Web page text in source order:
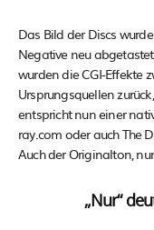
Das Bild der Discs
Negative neu
wurden die CGI-Effekte
Ursprungsquellen
entspricht nun einer
ray.com oder auch The
Auch der Originalton,
„Nur“